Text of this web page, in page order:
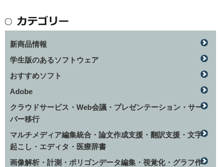
新商品情報
学生版のあるソフトウェア
おすすめソフト
Adobe
クラウドサービス・Web会議・プレゼンテーション・サー
バー移行
マルチメディア編集統合・論文作成支援・翻訳支援・文字
起こし・エディタ・医療辞書
画像解析・計測・ポリゴンデータ編集・視覚化・グラフ作